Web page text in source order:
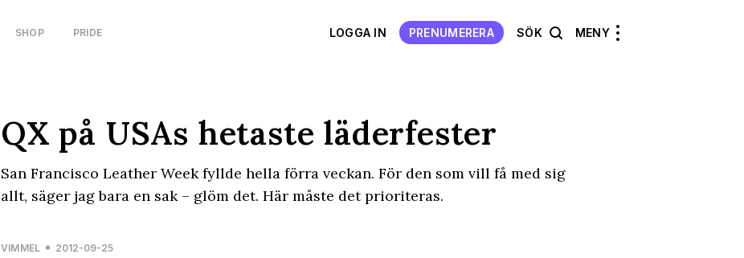
SHOP PRIDE LOGGA IN PRENUMERERA SÖK MENY
QX på USAs hetaste läderfester
San Francisco Leather Week fyllde hella förra veckan. För den som vill få med sig
allt, säger jag bara en sak – glöm det. Här måste det prioriteras.
VIMMEL 2012-09-25